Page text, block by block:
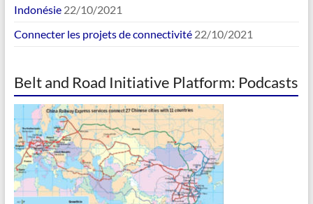
Indonésie 22/10/2021
Connecter les projets de connectivité 22/10/2021
Belt and Road Initiative Platform: Podcasts